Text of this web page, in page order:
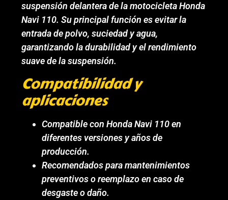
suspensión delantera de la motocicleta Honda
Navi 110. Su principal función es evitar la
entrada de polvo, suciedad y agua,
garantizando la durabilidad y el rendimiento
suave de la suspensión.
Compatibilidad y
aplicaciones
Compatible con Honda Navi 110 en
diferentes versiones y años de
producción.
Recomendados para mantenimientos
preventivos o reemplazo en caso de
desgaste o daño.